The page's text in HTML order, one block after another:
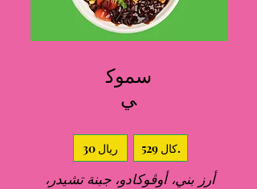
سموك
ي
30 ريال 529 كال.
أرز بني، أوڤوكادو، جبنة تشيدر،